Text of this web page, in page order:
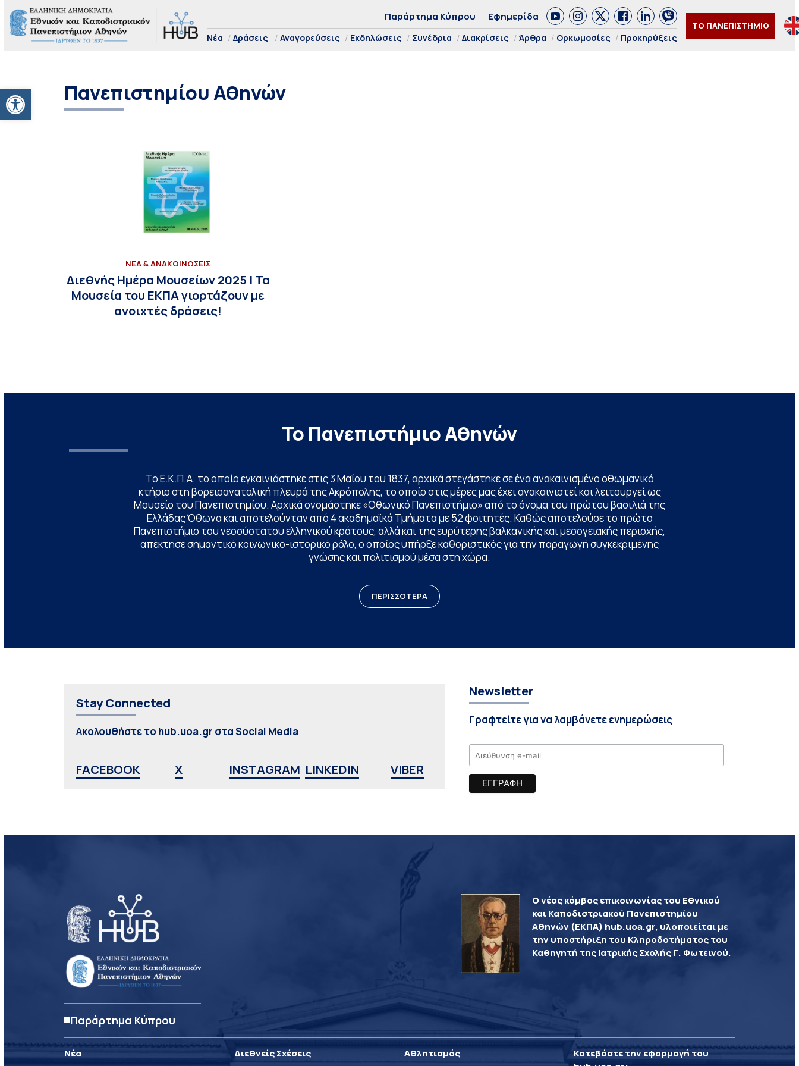
Ανοίξτε τη γραμμή εργαλείων
Παράρτημα Κύπρου Εφημερίδα
Νέα Δράσεις Αναγορεύσεις Εκδηλώσεις Συνέδρια Διακρίσεις Άρθρα Ορκωμοσίες Προκηρύξεις
ΤΟ ΠΑΝΕΠΙΣΤΗΜΙΟ
Πανεπιστημίου Αθηνών
ΝΕΑ & ΑΝΑΚΟΙΝΩΣΕΙΣ
Διεθνής Ημέρα Μουσείων 2025 | Τα
Μουσεία του ΕΚΠΑ γιορτάζουν με
ανοιχτές δράσεις!
Το Πανεπιστήμιο Αθηνών
Το Ε.Κ.Π.Α. το οποίο εγκαινιάστηκε στις 3 Μαΐου του 1837, αρχικά στεγάστηκε σε ένα ανακαινισμένο οθωμανικό
κτήριο στη βορειοανατολική πλευρά της Ακρόπολης, το οποίο στις μέρες μας έχει ανακαινιστεί και λειτουργεί ως
Μουσείο του Πανεπιστημίου. Αρχικά ονομάστηκε «Οθωνικό Πανεπιστήμιο» από το όνομα του πρώτου βασιλιά της
Ελλάδας Όθωνα και αποτελούνταν από 4 ακαδημαϊκά Τμήματα με 52 φοιτητές. Καθώς αποτελούσε το πρώτο
Πανεπιστήμιο του νεοσύστατου ελληνικού κράτους, αλλά και της ευρύτερης βαλκανικής και μεσογειακής περιοχής,
απέκτησε σημαντικό κοινωνικο-ιστορικό ρόλο, ο οποίος υπήρξε καθοριστικός για την παραγωγή συγκεκριμένης
γνώσης και πολιτισμού μέσα στη χώρα.
ΠΕΡΙΣΣΟΤΕΡΑ
Stay Connected
Ακολουθήστε το hub.uoa.gr στα Social Media
FACEBOOK X INSTAGRAM LINKEDIN VIBER
Newsletter
Γραφτείτε για να λαμβάνετε ενημερώσεις
Παράρτημα Κύπρου
Ο νέος κόμβος επικοινωνίας του Εθνικού
και Καποδιστριακού Πανεπιστημίου
Αθηνών (ΕΚΠΑ) hub.uoa.gr, υλοποιείται με
την υποστήριξη του Κληροδοτήματος του
Καθηγητή της Ιατρικής Σχολής Γ. Φωτεινού.
Νέα Διεθνείς Σχέσεις Αθλητισμός
Κατεβάστε την εφαρμογή του